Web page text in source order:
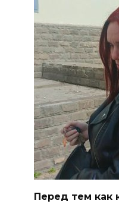
Перед тем как